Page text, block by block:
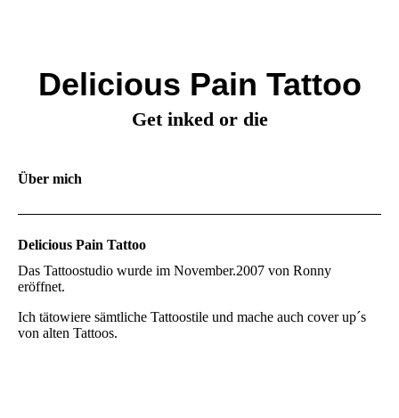
Delicious Pain Tattoo
Get inked or die
Über mich
Delicious Pain Tattoo
Das Tattoostudio wurde im November.2007 von Ronny
eröffnet.
Ich tätowiere sämtliche Tattoostile und mache auch cover up´s
von alten Tattoos.